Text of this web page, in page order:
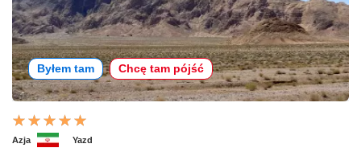
Byłem tam Chcę tam pójść
Azja Yazd